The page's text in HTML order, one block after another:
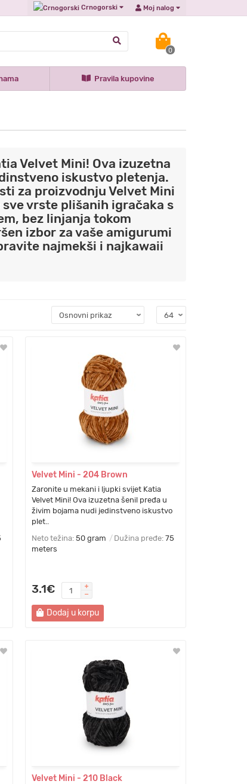
Moj nalog
Crnogorski
0
Pravila kupovine
Velvet Mini! Ova izuzetna
iskustvo pletenja.
za proizvodnju Velvet Mini
vrste plišanih igračaka s
bez linjanja tokom
izbor za vaše amigurumi
najmekši i najkawaii
Velvet Mini - 204 Brown
Zaronite u mekani i ljupki svijet Katia
Velvet Mini! Ova izuzetna šenil pređa u
živim bojama nudi jedinstveno iskustvo
plet..
Neto težina: 50 gram Dužina pređe: 75
meters
3.1€
Dodaj u korpu
Velvet Mini - 210 Black